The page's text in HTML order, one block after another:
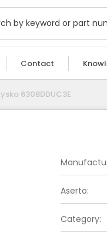
Contact
6308DDUC3E
Aserto:
Category: